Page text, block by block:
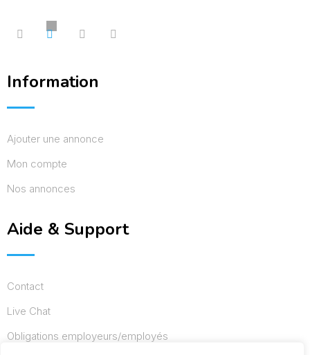
Information
Ajouter une annonce
Mon compte
Nos annonces
Aide & Support
Contact
Live Chat
Obligations employeurs/employés